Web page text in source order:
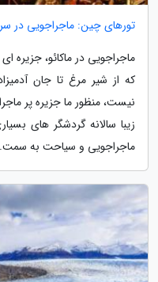
تورهای چین: ماجراجویی در
ماجراجویی در ماکائو، جزیره
که از شیر مرغ تا جان
نیست، منظور ما جزیره پر
زیبا سالانه گردشگر های
ماجراجویی و سیاحت به